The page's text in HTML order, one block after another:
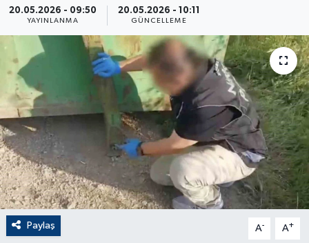
20.05.2026 - 09:50
YAYINLANMA
20.05.2026 - 10:11
GÜNCELLEME
Paylaş A- A+
EĞİTİM
EKONOMİ
English News
Finans
Flaş Haber
Gayrimenkul